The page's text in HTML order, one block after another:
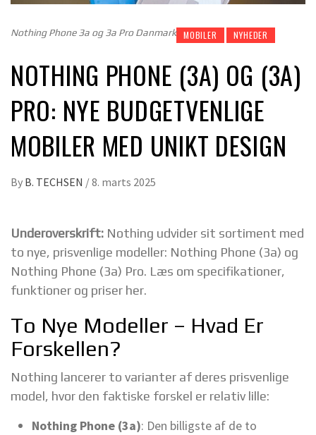
Nothing Phone 3a og 3a Pro Danmark MOBILER NYHEDER
NOTHING PHONE (3A) OG (3A)
PRO: NYE BUDGETVENLIGE
MOBILER MED UNIKT DESIGN
By B. TECHSEN /8. marts 2025
Underoverskrift: Nothing udvider sit sortiment med
to nye, prisvenlige modeller: Nothing Phone (3a) og
Nothing Phone (3a) Pro. Læs om specifikationer,
funktioner og priser her.
To Nye Modeller – Hvad Er
Forskellen?
Nothing lancerer to varianter af deres prisvenlige
model, hvor den faktiske forskel er relativ lille:
Nothing Phone (3a): Den billigste af de to